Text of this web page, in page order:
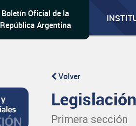
Boletín Oficial de la
República Argentina
Volver
Primera sección